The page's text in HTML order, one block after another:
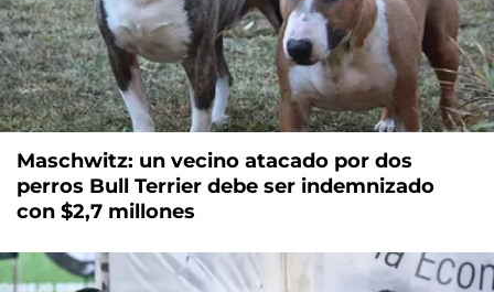
Maschwitz: un vecino atacado por dos
perros Bull Terrier debe ser indemnizado
con $2,7 millones